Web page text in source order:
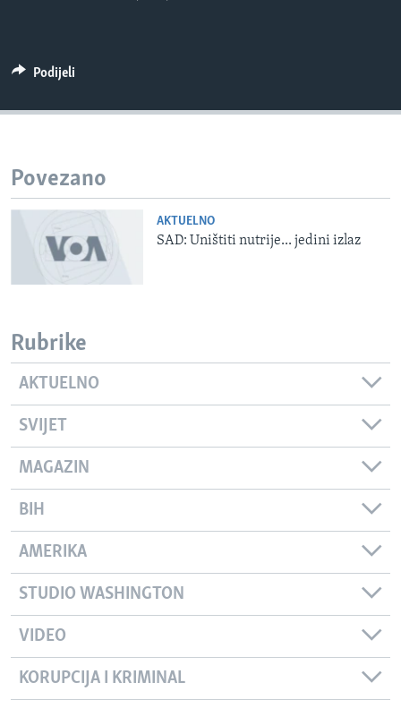
Jezici
Podijeli
Povezano
AKTUELNO
SAD: Uništiti nutrije... jedini izlaz
Rubrike
AKTUELNO
SVIJET
MAGAZIN
BIH
AMERIKA
STUDIO WASHINGTON
VIDEO
KORUPCIJA I KRIMINAL